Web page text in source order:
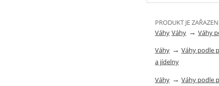
PRODUKT JE
Váhy Váhy → Váhy
Váhy → Váhy podle
a jídelny
Váhy → Váhy podle